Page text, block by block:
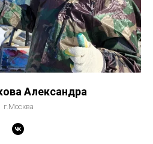
Александра
г.Москва